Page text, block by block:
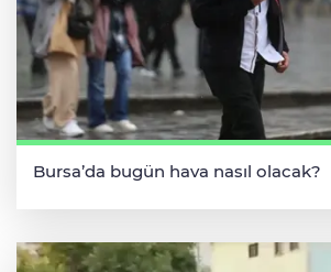
Bursa’da bugün hava nasıl olacak?